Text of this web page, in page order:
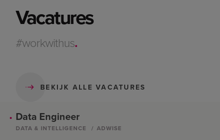
Vacatures
#workwithus.
BEKIJK ALLE VACATURES
Data Engineer
DATA & INTELLIGENCE ADWISE